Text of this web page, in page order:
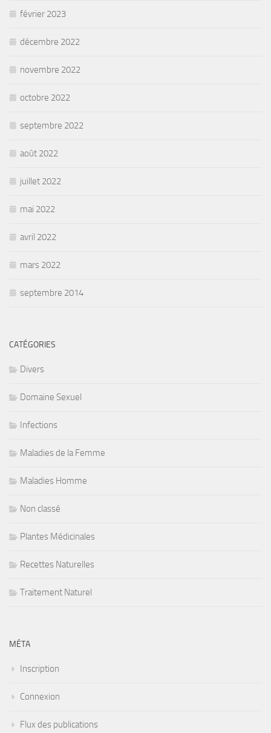
février 2023
décembre 2022
novembre 2022
octobre 2022
septembre 2022
août 2022
juillet 2022
mai 2022
avril 2022
mars 2022
septembre 2014
CATÉGORIES
Divers
Domaine Sexuel
Infections
Maladies de la Femme
Maladies Homme
Non classé
Plantes Médicinales
Recettes Naturelles
Traitement Naturel
MÉTA
Inscription
Connexion
Flux des publications